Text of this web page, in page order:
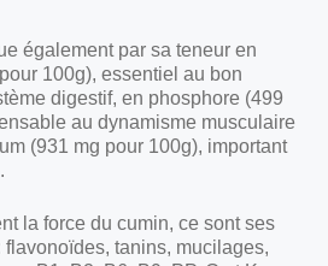
également par sa teneur en
100g), essentiel au bon
digestif, en phosphore (499
au dynamisme musculaire
(931 mg pour 100g), important
la force du cumin, ce sont ses
flavonoïdes, tanins, mucilages,